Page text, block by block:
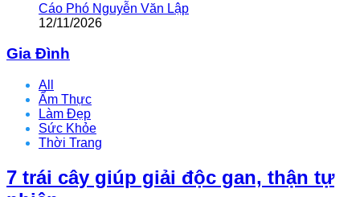
Cáo Phó Nguyễn Văn Lập
12/11/2026
Gia Đình
All
Ẩm Thực
Làm Đẹp
Sức Khỏe
Thời Trang
7 trái cây giúp giải độc gan, thận tự